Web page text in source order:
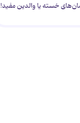
خسته یا والدین مفید!